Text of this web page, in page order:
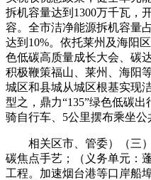
拆机容量达到1300万千瓦，
容。全市洁净能源拆机容量
达到10%。依托莱州及海阳
色低碳高质量成长大会、碳
积极鞭策福山、莱州、海阳
城区和县城从城区根基实现
型之，鼎力“135”绿色低碳
骑自行车、5公里摆布乘坐公
相关区市、管委）（三）
碳焦点手艺；（义务单元：
工程。加速烟台港等口岸船